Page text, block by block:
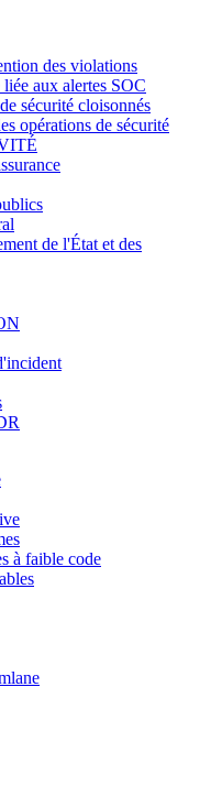
des violations
aux alertes SOC
sécurité cloisonnés
opérations de sécurité
de l'État et des
à faible code